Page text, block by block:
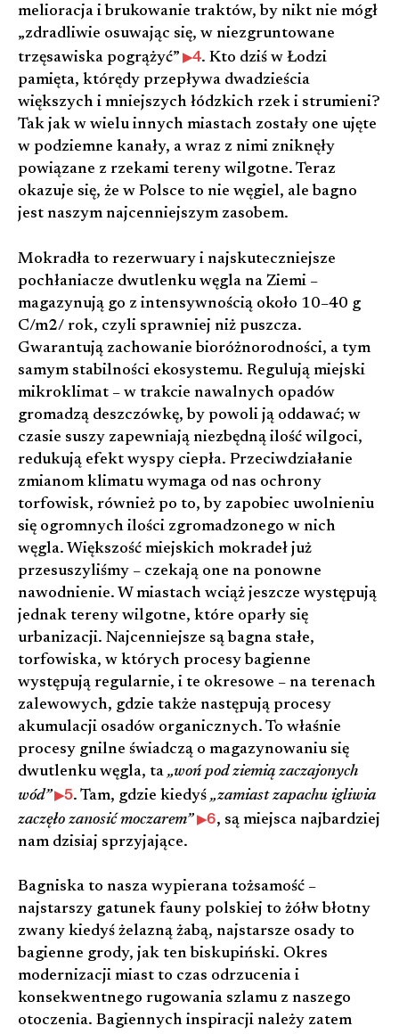
melioracja i brukowanie traktów, by nikt nie mógł
„zdradliwie osuwając się, w niezgruntowane
trzęsawiska pogrążyć”
4. Kto dziś w Łodzi
pamięta, którędy przepływa dwadzieścia
większych i mniejszych łódzkich rzek i strumieni?
Tak jak w wielu innych miastach zostały one ujęte
w podziemne kanały, a wraz z nimi zniknęły
powiązane z rzekami tereny wilgotne. Teraz
okazuje się, że w Polsce to nie węgiel, ale bagno
jest naszym najcenniejszym zasobem.
Mokradła to rezerwuary i najskuteczniejsze
pochłaniacze dwutlenku węgla na Ziemi –
magazynują go z intensywnością około 10–40 g
C/m2/ rok, czyli sprawniej niż puszcza.
Gwarantują zachowanie bioróżnorodności, a tym
samym stabilności ekosystemu. Regulują miejski
mikroklimat – w trakcie nawalnych opadów
gromadzą deszczówkę, by powoli ją oddawać; w
czasie suszy zapewniają niezbędną ilość wilgoci,
redukują efekt wyspy ciepła. Przeciwdziałanie
zmianom klimatu wymaga od nas ochrony
torfowisk, również po to, by zapobiec uwolnieniu
się ogromnych ilości zgromadzonego w nich
węgla. Większość miejskich mokradeł już
przesuszyliśmy – czekają one na ponowne
nawodnienie. W miastach wciąż jeszcze występują
jednak tereny wilgotne, które oparły się
urbanizacji. Najcenniejsze są bagna stałe,
torfowiska, w których procesy bagienne
występują regularnie, i te okresowe – na terenach
zalewowych, gdzie także następują procesy
akumulacji osadów organicznych. To właśnie
procesy gnilne świadczą o magazynowaniu się
dwutlenku węgla, ta „woń pod ziemią zaczajonych
wód”
5. Tam, gdzie kiedyś „zamiast zapachu igliwia
zaczęło zanosić moczarem”
6, są miejsca najbardziej
nam dzisiaj sprzyjające.
Bagniska to nasza wypierana tożsamość –
najstarszy gatunek fauny polskiej to żółw błotny
zwany kiedyś żelazną żabą, najstarsze osady to
bagienne grody, jak ten biskupiński. Okres
modernizacji miast to czas odrzucenia i
konsekwentnego rugowania szlamu z naszego
otoczenia. Bagiennych inspiracji należy zatem